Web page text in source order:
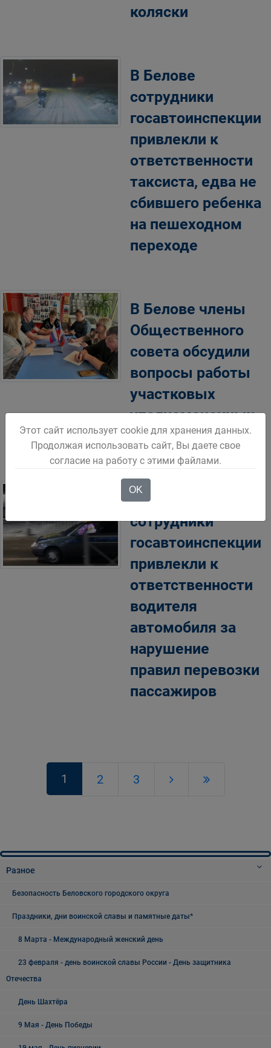
коляски
В Белове
сотрудники
госавтоинспекции
привлекли к
ответственности
таксиста, едва не
сбившего ребенка
на пешеходном
переходе
В Белове члены
Общественного
совета обсудили
вопросы работы
участковых
уполномоченных
полиции
В Белове
сотрудники
госавтоинспекции
привлекли к
ответственности
водителя
автомобиля за
нарушение
правил перевозки
пассажиров
1 2 3
Разное
Безопасность Беловского городского округа
Праздники, дни воинской славы и памятные даты*
8 Марта - Международный женский день
23 февраля - день воинской славы России - День защитника
Отечества
День Шахтёра
9 Мая - День Победы
Этот сайт использует cookie для хранения данных.
Продолжая использовать сайт, Вы даете свое
согласие на работу с этими файлами.
OK